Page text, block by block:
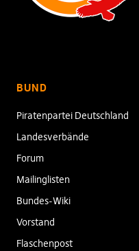
BUND
Piratenpartei Deutschland
Landesverbände
Forum
Mailinglisten
Bundes-Wiki
Vorstand
Flaschenpost